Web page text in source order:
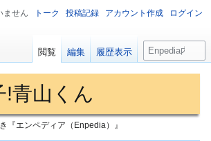
!青山くん
『エンペディア（Enpedia）』
ません トーク 投稿記録 アカウント作成 ログイン
閲覧 編集 履歴表示
検
索